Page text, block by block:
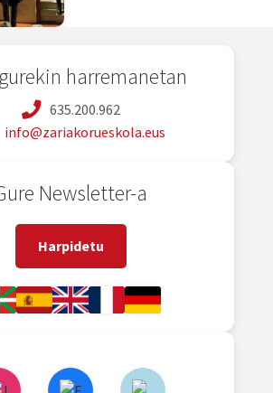
harremanetan
635.200.962
info@zariakorueskola.eus
Newsletter-a
Harpidetu